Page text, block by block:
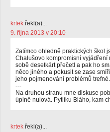
krtek řekl(a)...
9. října 2013 v 20:10
Zatímco ohledně praktických škol
Chalušovo kompromisní
sobě desetkárt přečetl a pak ho
něco jiného a pokusit se zase
jeho pojmenování problémů trefné.
---
Na druhou stranu mne diskuse
úplně nulová. Pytlíku Bláho, kam
krtek řekl(a)...